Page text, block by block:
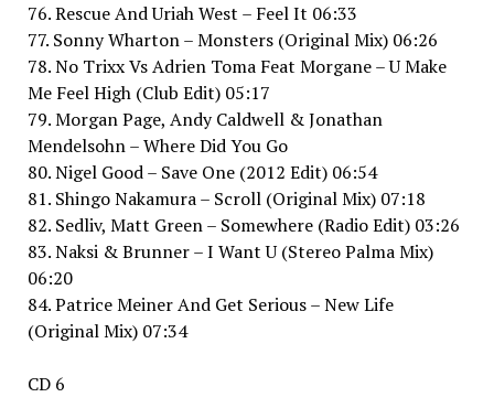
76. Rescue And Uriah West – Feel It 06:33
77. Sonny Wharton – Monsters (Original Mix) 06:26
78. No Trixx Vs Adrien Toma Feat Morgane – U Make
Me Feel High (Club Edit) 05:17
79. Morgan Page, Andy Caldwell & Jonathan
Mendelsohn – Where Did You Go
80. Nigel Good – Save One (2012 Edit) 06:54
81. Shingo Nakamura – Scroll (Original Mix) 07:18
82. Sedliv, Matt Green – Somewhere (Radio Edit) 03:26
83. Naksi & Brunner – I Want U (Stereo Palma Mix)
06:20
84. Patrice Meiner And Get Serious – New Life
(Original Mix) 07:34
CD 6